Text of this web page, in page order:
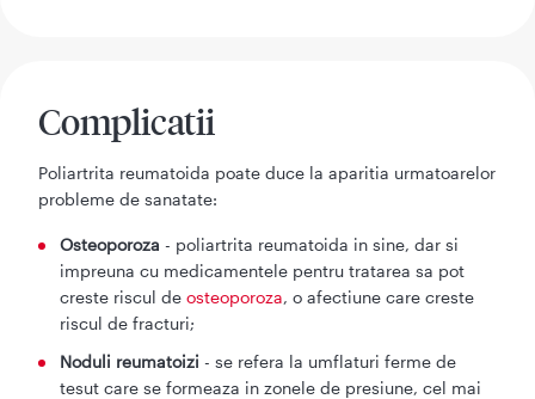
Complicatii
Poliartrita reumatoida poate duce la aparitia urmatoarelor
probleme de sanatate:
Osteoporoza - poliartrita reumatoida in sine, dar si
impreuna cu medicamentele pentru tratarea sa pot
creste riscul deosteoporoza, o afectiune care creste
riscul de fracturi;
Noduli reumatoizi - se refera la umflaturi ferme de
tesut care se formeaza in zonele de presiune, cel mai